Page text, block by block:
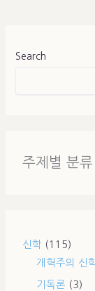
Search
주제별 분류
신학 (115)
개혁주의 신
기독론 (3)